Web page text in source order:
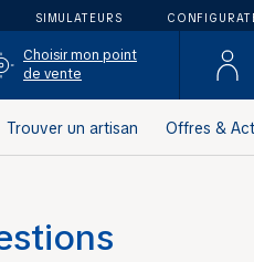
SIMULATEURS
Choisir mon point
de vente
Trouver un artisan Offres &